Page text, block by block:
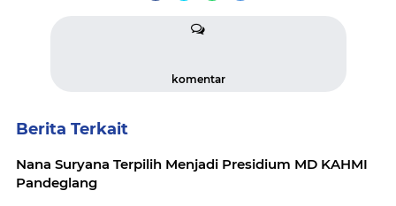
komentar
Berita Terkait
Nana Suryana Terpilih Menjadi Presidium MD KAHMI
Pandeglang